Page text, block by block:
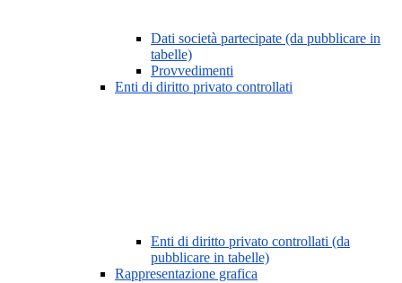
Dati società partecipate (da pubblicare in
tabelle)
Provvedimenti
Enti di diritto privato controllati
Enti di diritto privato controllati (da
pubblicare in tabelle)
Rappresentazione grafica